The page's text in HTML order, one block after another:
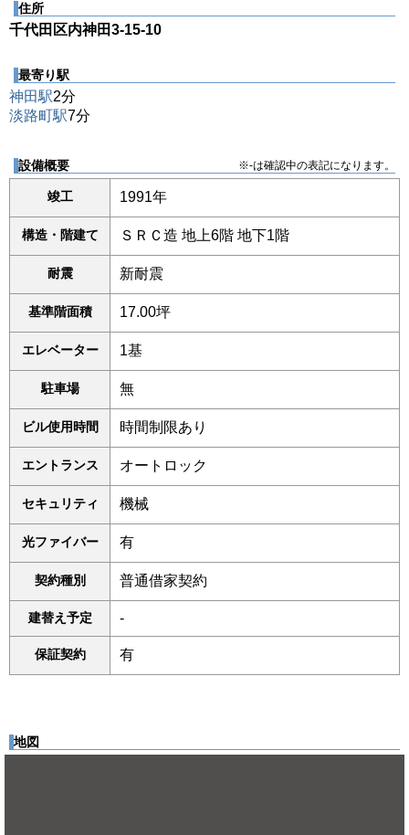
住所
千代田区内神田3-15-10
最寄り駅
神田駅2分
淡路町駅7分
設備概要 ※-は確認中の表記になります。
竣工 1991年
構造・階建て ＳＲＣ造 地上6階 地下1階
耐震 新耐震
基準階面積 17.00坪
エレベーター 1基
駐車場 無
ビル使用時間 時間制限あり
エントランス オートロック
セキュリティ 機械
光ファイバー 有
契約種別 普通借家契約
建替え予定 -
保証契約 有
地図